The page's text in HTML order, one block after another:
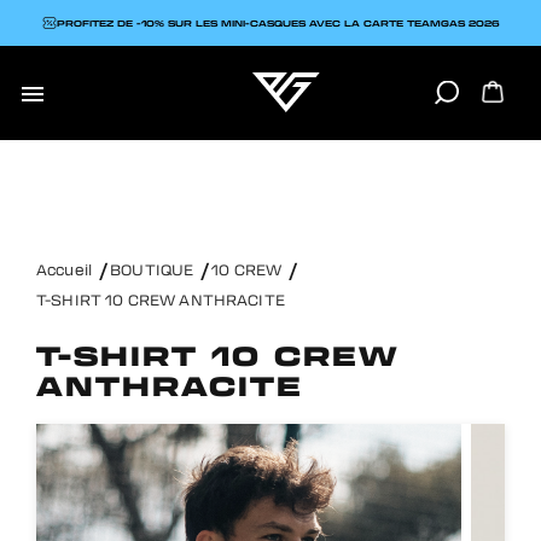

PROFITEZ DE -10% SUR LES MINI-CASQUES AVEC LA CARTE TEAMGAS 2026
Accueil BOUTIQUE
10 CREW
T-SHIRT 10 CREW ANTHRACITE
T-SHIRT 10 CREW
ANTHRACITE